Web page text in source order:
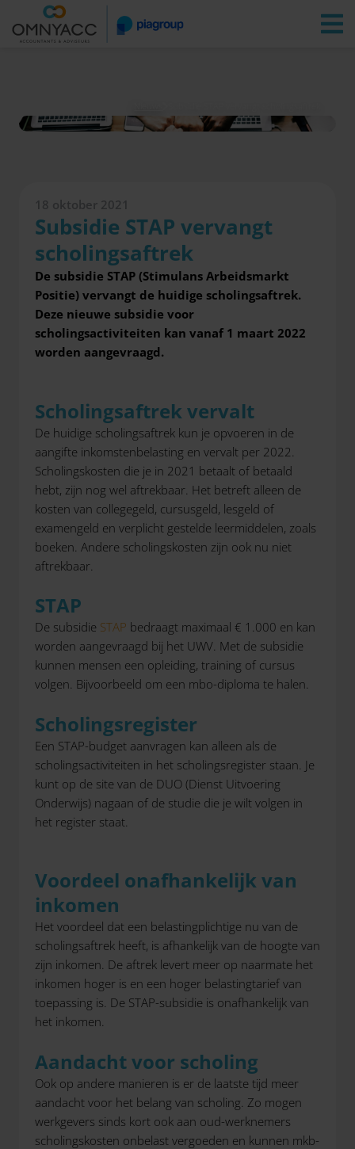
Vestigingen Zoeken
18 oktober 2021
Subsidie STAP vervangt
scholingsaftrek
De subsidie STAP (Stimulans Arbeidsmarkt
Positie) vervangt de huidige scholingsaftrek.
Deze nieuwe subsidie voor
scholingsactiviteiten kan vanaf 1 maart 2022
worden aangevraagd.
Scholingsaftrek vervalt
De huidige scholingsaftrek kun je opvoeren in de
aangifte inkomstenbelasting en vervalt per 2022.
Scholingskosten die je in 2021 betaalt of betaald
hebt, zijn nog wel aftrekbaar. Het betreft alleen de
kosten van collegegeld, cursusgeld, lesgeld of
examengeld en verplicht gestelde leermiddelen, zoals
boeken. Andere scholingskosten zijn ook nu niet
aftrekbaar.
STAP
De subsidie STAP bedraagt maximaal € 1.000 en kan
worden aangevraagd bij het UWV. Met de subsidie
kunnen mensen een opleiding, training of cursus
volgen. Bijvoorbeeld om een mbo-diploma te halen.
Scholingsregister
Een STAP-budget aanvragen kan alleen als de
scholingsactiviteiten in het scholingsregister staan. Je
kunt op de site van de DUO (Dienst Uitvoering
Onderwijs) nagaan of de studie die je wilt volgen in
het register staat.
Voordeel onafhankelijk van
inkomen
Het voordeel dat een belastingplichtige nu van de
scholingsaftrek heeft, is afhankelijk van de hoogte van
zijn inkomen. De aftrek levert meer op naarmate het
inkomen hoger is en een hoger belastingtarief van
toepassing is. De STAP-subsidie is onafhankelijk van
het inkomen.
Aandacht voor scholing
Ook op andere manieren is er de laatste tijd meer
aandacht voor het belang van scholing. Zo mogen
werkgevers sinds kort ook aan oud-werknemers
scholingskosten onbelast vergoeden en kunnen mkb-